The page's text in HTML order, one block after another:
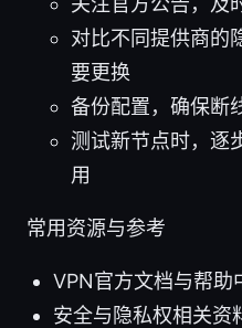
对比不同提供商的
要更换
备份配置，确保断
测试新节点时，逐
用
常用资源与参考
VPN官方文档与帮助
安全与隐私权相关资